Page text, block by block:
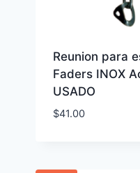
Reunion para
Faders INOX
USADO
$41.00